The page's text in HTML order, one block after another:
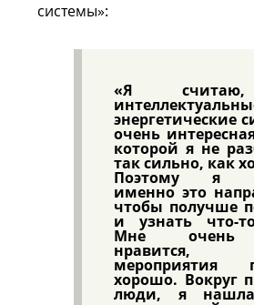
системы»:
«Я
энергетические
очень
которой я не
так сильно, как
Поэтому я
именно это
чтобы получше
и узнать что-
Мне очень
мероприятия
хорошо. Вокруг
люди, я